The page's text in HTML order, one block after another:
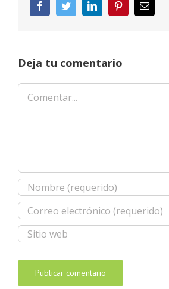
FacebookTwitterLinkedInPinterest
Deja tu comentario
Comentar